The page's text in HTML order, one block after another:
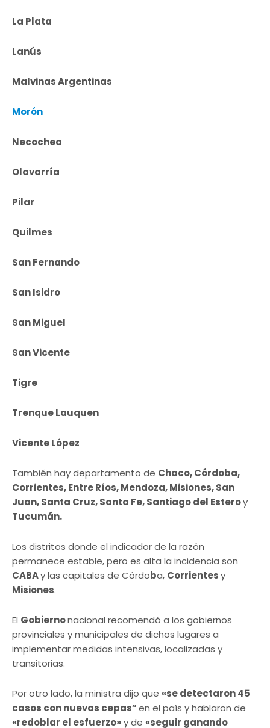
La Plata
Lanús
Malvinas Argentinas
Morón
Necochea
Olavarría
Pilar
Quilmes
San Fernando
San Isidro
San Miguel
San Vicente
Tigre
Trenque Lauquen
Vicente López
También hay departamento de Chaco, Córdoba,
Corrientes, Entre Ríos, Mendoza, Misiones, San
Juan, Santa Cruz, Santa Fe, Santiago del Esteroy
Tucumán.
Los distritos donde el indicador de la razón
permanece estable, pero es alta la incidencia son
CABAy las capitales de Córdoba, Corrientesy
Misiones.
El Gobiernonacional recomendó a los gobiernos
provinciales y municipales de dichos lugares a
implementar medidas intensivas, localizadas y
transitorias.
Por otro lado, la ministra dijo que «se detectaron 45
casos con nuevas cepas”en el país y hablaron de
«redoblar el esfuerzo»y de «seguir ganando